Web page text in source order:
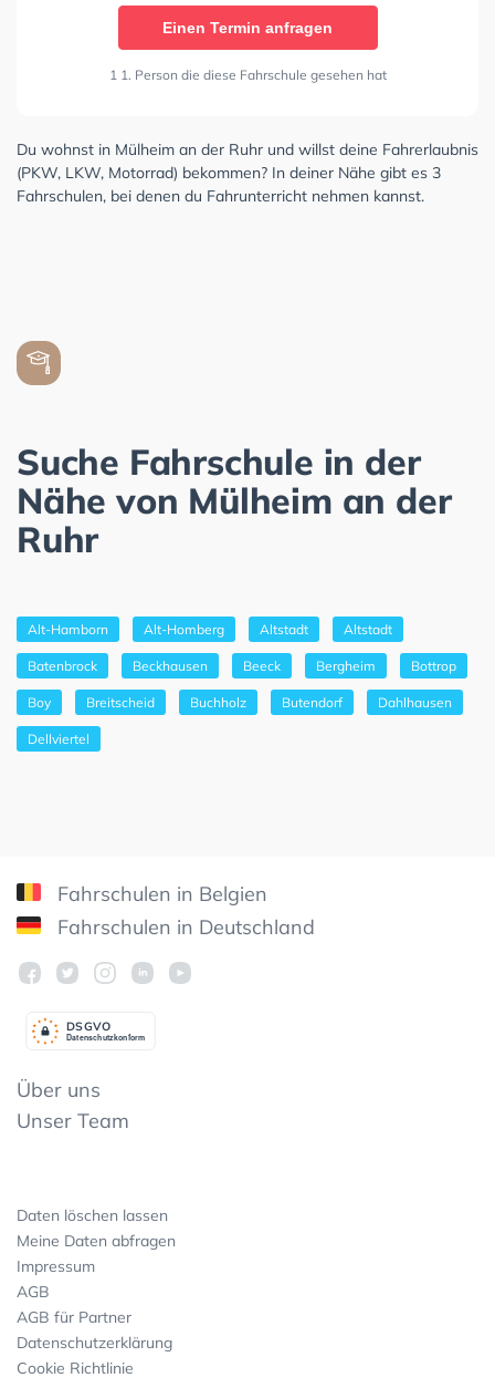
Einen Termin anfragen
1 1. Person die diese Fahrschule gesehen hat
Du wohnst in Mülheim an der Ruhr und willst deine Fahrerlaubnis
(PKW, LKW, Motorrad) bekommen? In deiner Nähe gibt es 3
Fahrschulen, bei denen du Fahrunterricht nehmen kannst.
Suche Fahrschule in der
Nähe von Mülheim an der
Ruhr
Alt-Hamborn Alt-Homberg Altstadt Altstadt
Batenbrock Beckhausen Beeck Bergheim Bottrop
Boy Breitscheid Buchholz Butendorf Dahlhausen
Dellviertel
Fahrschulen in Belgien
Fahrschulen in Deutschland
Datenschutzkonform
DSGVO
Über uns
Unser Team
Daten löschen lassen
Meine Daten abfragen
Impressum
AGB
AGB für Partner
Datenschutzerklärung
Cookie Richtlinie